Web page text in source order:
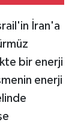
İran'a
bir enerji
enerji